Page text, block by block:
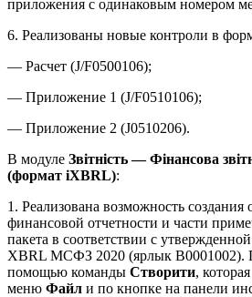
приложения с одинаковым номером
6. Реализованы новые контроли в
— Расчет (J/F0500106);
— Приложение 1 (J/F0510106);
— Приложение 2 (J0510206).
В модуле Звітність — Фінансова
(формат iXBRL):
1. Реализована возможность
финансовой отчетности и части
пакета в соответствии с
XBRL МСФЗ 2020 (ярлык В0001002).
помощью команды Створити,
меню Файл и по кнопке на панели